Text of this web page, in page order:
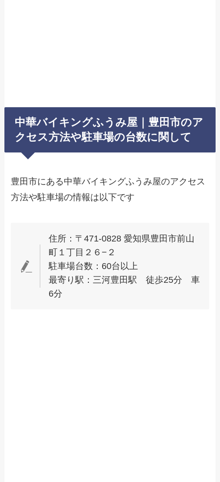
中華バイキングふうみ屋｜豊田市のア
クセス方法や駐車場の台数に関して
豊田市にある中華バイキングふうみ屋のアクセス
方法や駐車場の情報は以下です
住所：〒471-0828 愛知県豊田市前山
町１丁目２６−２
駐車場台数：60台以上
最寄り駅：三河豊田駅 徒歩25分 車
6分